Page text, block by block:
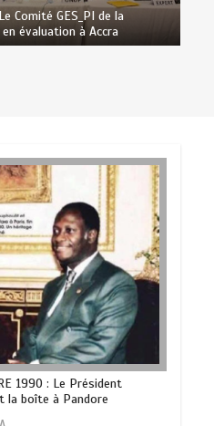
Comité GES_PI de la
évaluation à Accra
1990 : Le Président
la boîte à Pandore